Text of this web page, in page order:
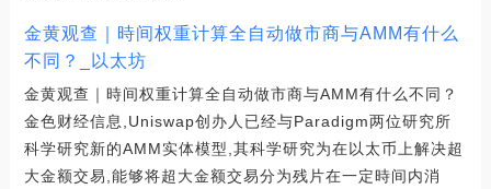
金黄观查｜時间权重计算全自动做市商与AMM有什么
不同？_以太坊
金黄观查｜時间权重计算全自动做市商与AMM有什么不同？
金色财经信息,Uniswap创办人已经与Paradigm两位研究所
科学研究新的AMM实体模型,其科学研究为在以太币上解决超
大金额交易,能够将超大金额交易分为残片在一定時间内消